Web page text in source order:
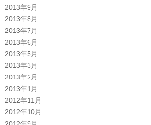
2013年9月
2013年8月
2013年7月
2013年6月
2013年5月
2013年3月
2013年2月
2013年1月
2012年11月
2012年10月